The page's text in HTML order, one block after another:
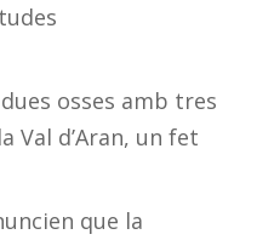
osses amb tres
Val d’Aran, un fet
que la